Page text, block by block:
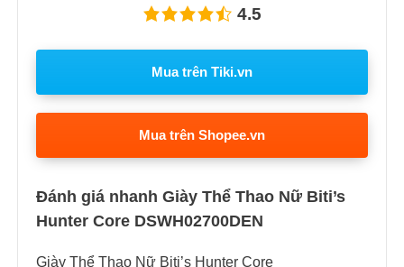
4.5
Mua trên Tiki.vn
Mua trên Shopee.vn
Đánh giá nhanh Giày Thể Thao Nữ Biti’s
Hunter Core DSWH02700DEN
Giày Thể Thao Nữ Biti’s Hunter Core